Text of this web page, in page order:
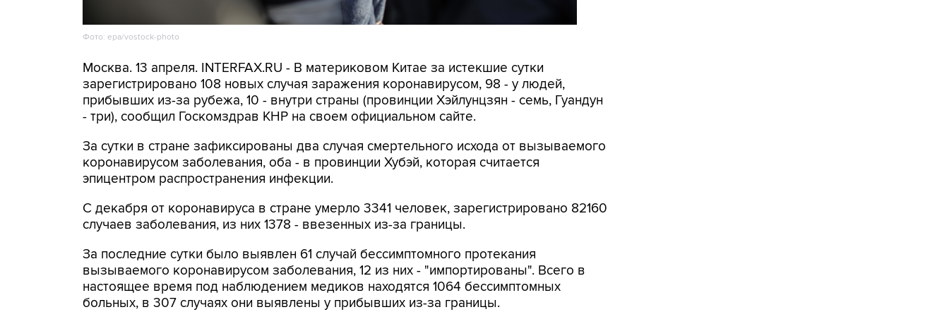
Фото: epa/vostock-photo
Москва. 13 апреля. INTERFAX.RU - В материковом Китае за истекшие сутки
зарегистрировано 108 новых случая заражения коронавирусом, 98 - у людей,
прибывших из-за рубежа, 10 - внутри страны (провинции Хэйлунцзян - семь, Гуандун
- три), сообщил Госкомздрав КНР на своем официальном сайте.
За сутки в стране зафиксированы два случая смертельного исхода от вызываемого
коронавирусом заболевания, оба - в провинции Хубэй, которая считается
эпицентром распространения инфекции.
С декабря от коронавируса в стране умерло 3341 человек, зарегистрировано 82160
случаев заболевания, из них 1378 - ввезенных из-за границы.
За последние сутки было выявлен 61 случай бессимптомного протекания
вызываемого коронавирусом заболевания, 12 из них - "импортированы". Всего в
настоящее время под наблюдением медиков находятся 1064 бессимптомных
больных, в 307 случаях они выявлены у прибывших из-за границы.